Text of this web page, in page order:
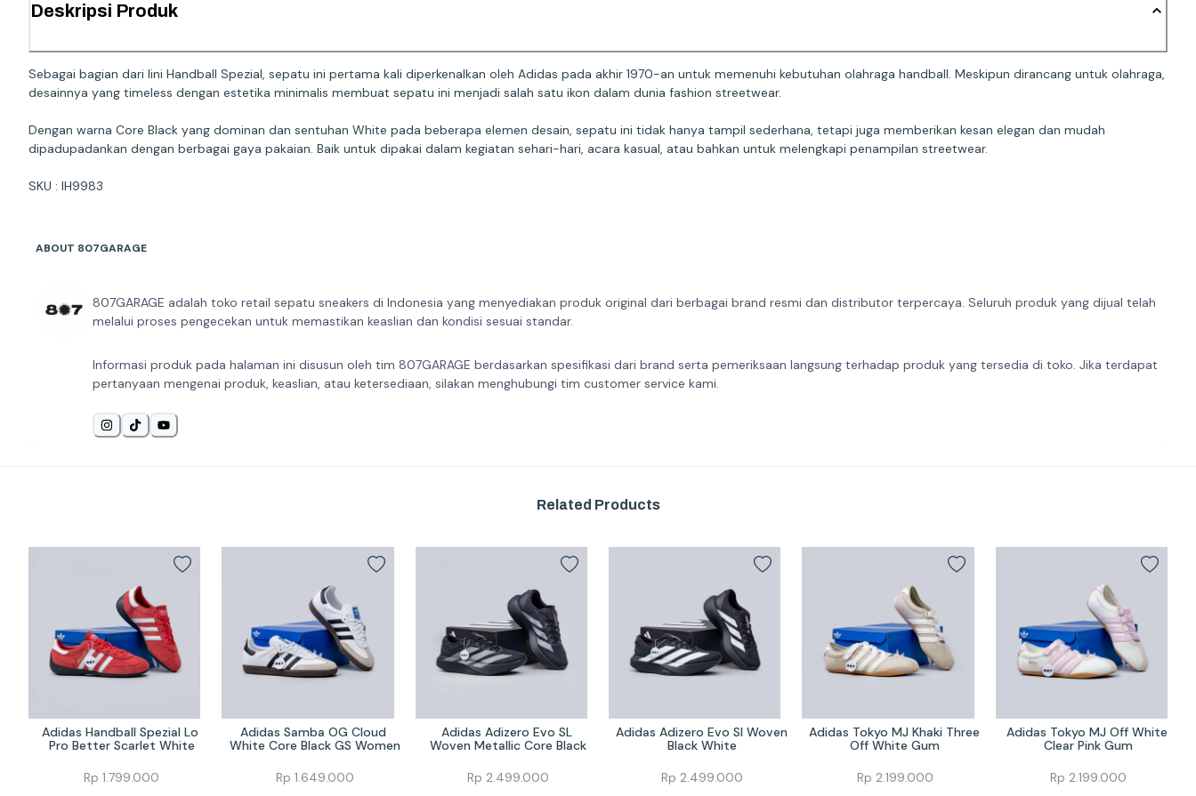
Deskripsi Produk
Sebagai bagian dari lini Handball Spezial, sepatu ini pertama kali diperkenalkan oleh Adidas pada akhir 1970-an untuk memenuhi kebutuhan olahraga handball. Meskipun dirancang untuk olahraga,
desainnya yang timeless dengan estetika minimalis membuat sepatu ini menjadi salah satu ikon dalam dunia fashion streetwear.
Dengan warna Core Black yang dominan dan sentuhan White pada beberapa elemen desain, sepatu ini tidak hanya tampil sederhana, tetapi juga memberikan kesan elegan dan mudah
dipadupadankan dengan berbagai gaya pakaian. Baik untuk dipakai dalam kegiatan sehari-hari, acara kasual, atau bahkan untuk melengkapi penampilan streetwear.
SKU : IH9983
ABOUT 807GARAGE
807GARAGE adalah toko retail sepatu sneakers di Indonesia yang menyediakan produk original dari berbagai brand resmi dan distributor terpercaya. Seluruh produk yang dijual telah
melalui proses pengecekan untuk memastikan keaslian dan kondisi sesuai standar.
Informasi produk pada halaman ini disusun oleh tim 807GARAGE berdasarkan spesifikasi dari brand serta pemeriksaan langsung terhadap produk yang tersedia di toko. Jika terdapat
pertanyaan mengenai produk, keaslian, atau ketersediaan, silakan menghubungi tim customer service kami.
Related Products
Adidas Handball Spezial Lo
Pro Better Scarlet White
Rp1.799.000
Adidas Samba OG Cloud
White Core Black GS Women
Rp 1.649.000
Adidas Adizero Evo SL
Woven Metallic Core Black
Rp 2.499.000
Adidas Adizero Evo Sl Woven
Black White
Rp 2.499.000
Adidas Tokyo MJ Khaki Three
Off White Gum
Rp 2.199.000
Adidas Tokyo MJ Off White
Clear Pink Gum
Rp 2.199.000